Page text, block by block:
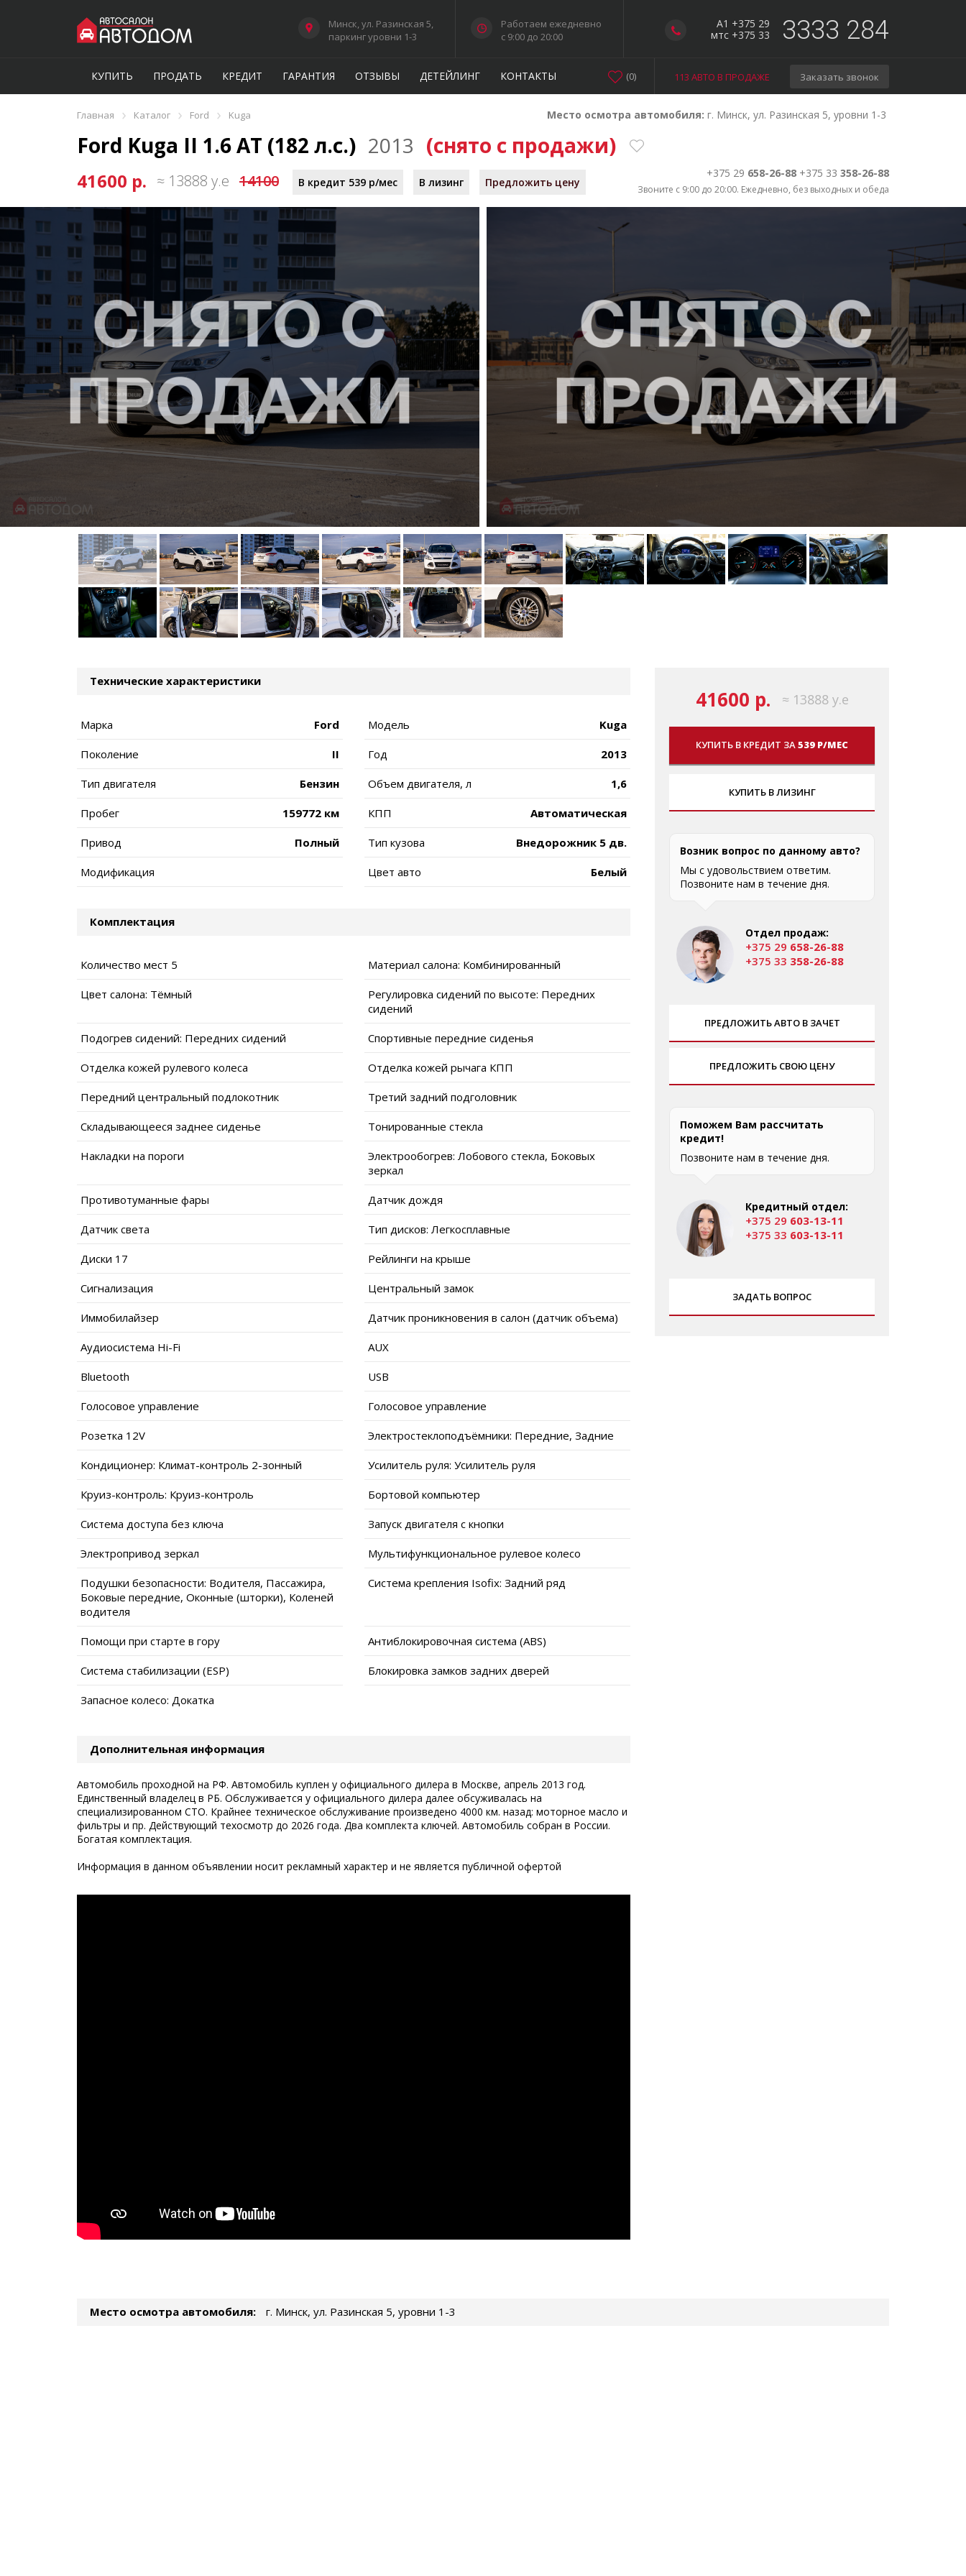
A1 +375 29
мтс +375 33
3333 284
Минск, ул. Разинская 5,
паркинг уровни 1-3
Работаем ежедневно
c 9:00 до 20:00
КУПИТЬ ПРОДАТЬ КРЕДИТ ГАРАНТИЯ ОТЗЫВЫ ДЕТЕЙЛИНГ КОНТАКТЫ 113 АВТО В ПРОДАЖЕ Заказать звонок
(0)
Главная › Каталог › Ford › Kuga Место осмотра автомобиля: г. Минск, ул. Разинская 5, уровни 1-3
Ford Kuga II 1.6 AT (182 л.с.) 2013 (снято с продажи)
41600 р. ≈ 13888 у.е 14100 В кредит 539 р/мес В лизинг Предложить цену
+375 29 658-26-88 +375 33 358-26-88
Звоните с 9:00 до 20:00. Ежедневно, без выходных и обеда
Технические характеристики
Марка Ford Модель Kuga
Поколение II Год 2013
Тип двигателя Бензин Объем двигателя, л 1,6
Пробег 159772 км КПП Автоматическая
Привод Полный Тип кузова Внедорожник 5 дв.
Модификация Цвет авто Белый
Комплектация
Количество мест 5 Материал салона: Комбинированный
Цвет салона: Тёмный
Регулировка сидений по высоте: Передних
сидений
Подогрев сидений: Передних сидений Спортивные передние сиденья
Отделка кожей рулевого колеса Отделка кожей рычага КПП
Передний центральный подлокотник Третий задний подголовник
Складывающееся заднее сиденье Тонированные стекла
Накладки на пороги
Электрообогрев: Лобового стекла, Боковых
зеркал
Противотуманные фары Датчик дождя
Датчик света Тип дисков: Легкосплавные
Диски 17 Рейлинги на крыше
Сигнализация Центральный замок
Иммобилайзер Датчик проникновения в салон (датчик объема)
Аудиосистема Hi-Fi AUX
Bluetooth USB
Голосовое управление Голосовое управление
Розетка 12V Электростеклоподъёмники: Передние, Задние
Кондиционер: Климат-контроль 2-зонный Усилитель руля: Усилитель руля
Круиз-контроль: Круиз-контроль Бортовой компьютер
Система доступа без ключа Запуск двигателя с кнопки
Электропривод зеркал Мультифункциональное рулевое колесо
Подушки безопасности: Водителя, Пассажира,
Боковые передние, Оконные (шторки), Коленей
водителя
Система крепления Isofix: Задний ряд
Помощи при старте в гору Антиблокировочная система (ABS)
Система стабилизации (ESP) Блокировка замков задних дверей
Запасное колесо: Докатка
Дополнительная информация
Автомобиль проходной на РФ. Автомобиль куплен у официального дилера в Москве, апрель 2013 год.
Единственный владелец в РБ. Обслуживается у официального дилера далее обсуживалась на
специализированном СТО. Крайнее техническое обслуживание произведено 4000 км. назад: моторное масло и
фильтры и пр. Действующий техосмотр до 2026 года. Два комплекта ключей. Автомобиль собран в России.
Богатая комплектация.
Информация в данном объявлении носит рекламный характер и не является публичной офертой
41600 р. ≈ 13888 у.е
КУПИТЬ В КРЕДИТ ЗА539 Р/МЕС
КУПИТЬ В ЛИЗИНГ
Возник вопрос по данному авто?
Мы с удовольствием ответим.
Позвоните нам в течение дня.
Отдел продаж:
+375 29 658-26-88
+375 33 358-26-88
ПРЕДЛОЖИТЬ АВТО В ЗАЧЕТ
ПРЕДЛОЖИТЬ СВОЮ ЦЕНУ
Поможем Вам рассчитать
кредит!
Позвоните нам в течение дня.
Кредитный отдел:
+375 29 603-13-11
+375 33 603-13-11
ЗАДАТЬ ВОПРОС
Место осмотра автомобиля: г. Минск, ул. Разинская 5, уровни 1-3